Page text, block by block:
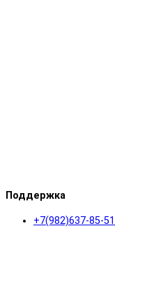
Поддержка
+7(982)637-85-51